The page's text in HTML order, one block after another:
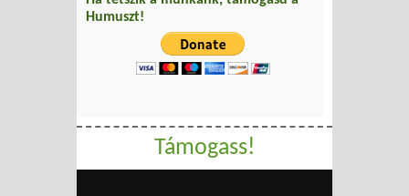
Humuszt!
Támogass!